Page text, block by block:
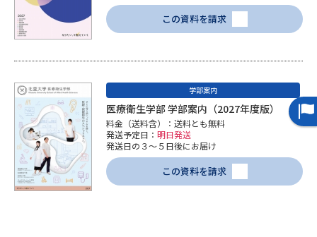
新増設大学・学部・学科特集
国際・グローバルに強い大学特
集
デジタルパンフレット 進路の３択
新学年スタート号特集ページ
（高3生用）
新学年スタート号特集ページ
（高2生用）
SELFBRAND特集ページ
この資料を請求
学部案内
医療衛生学部 学部案内（2027年度版）
料金（送料含）：送料とも無料
発送予定日： 明日発送
発送日の３～５日後にお届け
この資料を請求